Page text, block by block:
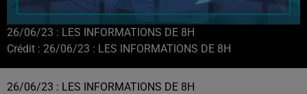
26/06/23 : LES INFORMATIONS DE 8H
Crédit : 26/06/23 : LES INFORMATIONS DE 8H
26/06/23 : LES INFORMATIONS DE 8H